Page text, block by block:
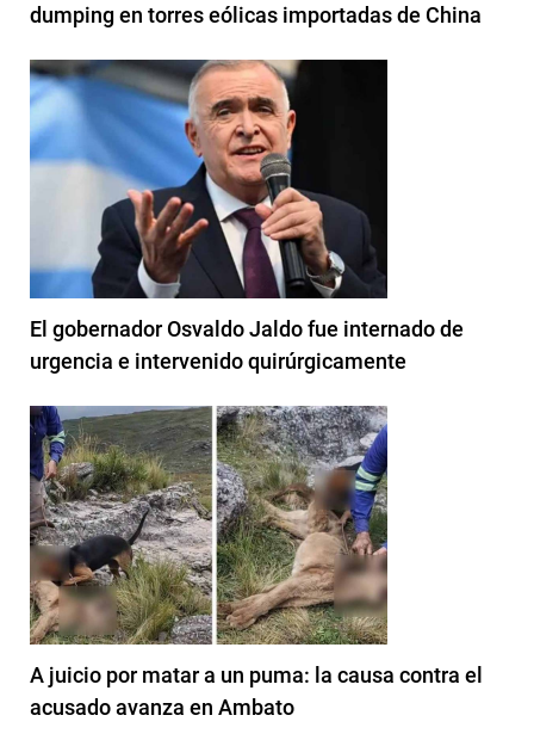
dumping en torres eólicas importadas de China
El gobernador Osvaldo Jaldo fue internado de
urgencia e intervenido quirúrgicamente
A juicio por matar a un puma: la causa contra el
acusado avanza en Ambato